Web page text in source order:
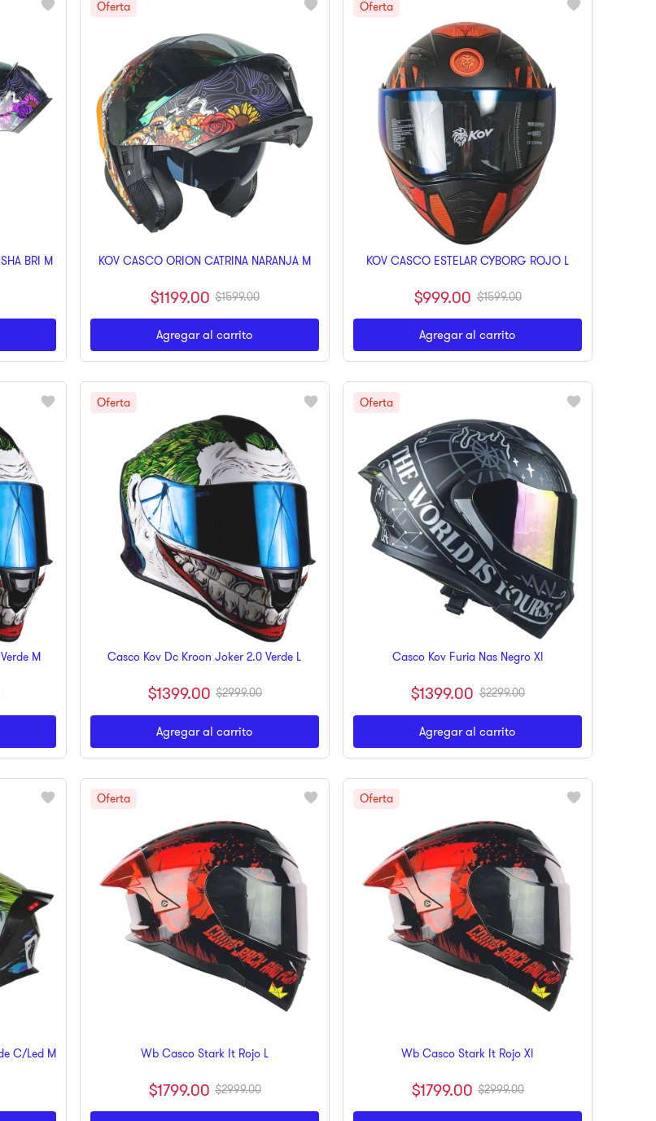
BRI M KOV CASCO ORION CATRINA NARANJA M
$1199.00 $1599.00
Agregar al carrito
KOV CASCO ESTELAR CYBORG ROJO L
$999.00 $1599.00
Agregar al carrito
M Casco Kov Dc Kroon Joker 2.0 Verde L
$1399.00 $2999.00
Agregar al carrito
Casco Kov Furia Nas Negro Xl
$1399.00 $2299.00
Agregar al carrito
C/Led M Wb Casco Stark It Rojo L
$1799.00 $2999.00
Wb Casco Stark It Rojo Xl
$1799.00 $2999.00